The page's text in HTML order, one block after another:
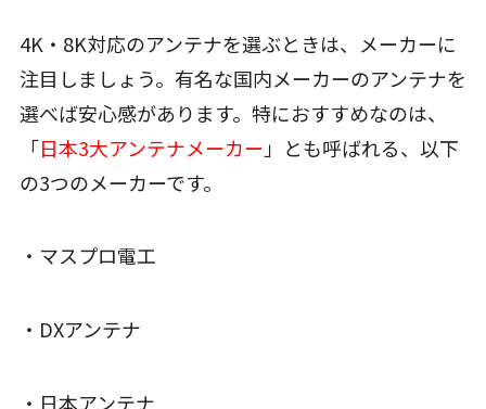
4K・8K対応のアンテナを選ぶときは、メーカーに
注目しましょう。有名な国内メーカーのアンテナを
選べば安心感があります。特におすすめなのは、
「日本3大アンテナメーカー 」とも呼ばれる、以下
の3つのメーカーです。
・マスプロ電工
・DXアンテナ
・日本アンテナ